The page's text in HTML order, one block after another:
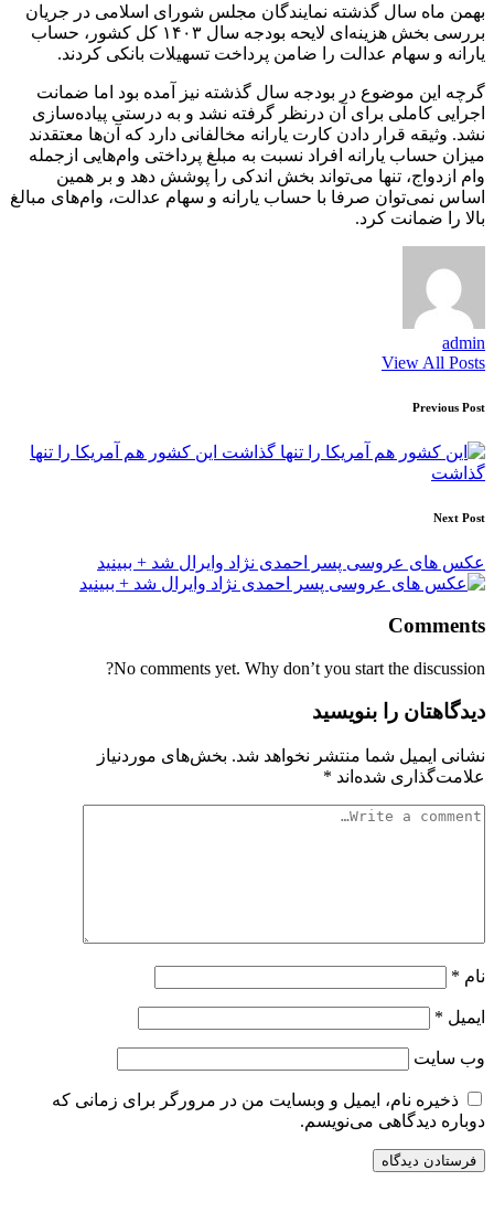
بهمن ماه سال گذشته نمایندگان مجلس شورای اسلامی در جریان
بررسی بخش هزینه‌ای لایحه بودجه سال ۱۴۰۳ کل کشور، حساب
یارانه و سهام عدالت را ضامن پرداخت تسهیلات بانکی کردند.
گرچه این موضوع در بودجه سال گذشته نیز آمده بود اما ضمانت
اجرایی کاملی برای آن درنظر گرفته نشد و به درستی پیاده‌سازی
نشد. وثیقه قرار دادن کارت یارانه مخالفانی دارد که آن‌ها معتقدند
میزان حساب یارانه افراد نسبت به مبلغ پرداختی وام‌هایی ازجمله
وام ازدواج، تنها می‌تواند بخش اندکی را پوشش دهد و بر همین
اساس نمی‌توان صرفا با حساب یارانه و سهام عدالت، وام‌های مبالغ
بالا را ضمانت کرد.
admin
View All Posts
Post
navigation
Previous Post
این کشور هم آمریکا را تنها
گذاشت
Next Post
عکس های عروسی پسر احمدی نژاد وایرال شد + ببینید
Comments
No comments yet. Why don’t you start the discussion?
دیدگاهتان را بنویسید
نشانی ایمیل شما منتشر نخواهد شد. بخش‌های موردنیاز
علامت‌گذاری شده‌اند *
نام *
ایمیل *
وب‌ سایت
ذخیره نام، ایمیل و وبسایت من در مرورگر برای زمانی که
دوباره دیدگاهی می‌نویسم.